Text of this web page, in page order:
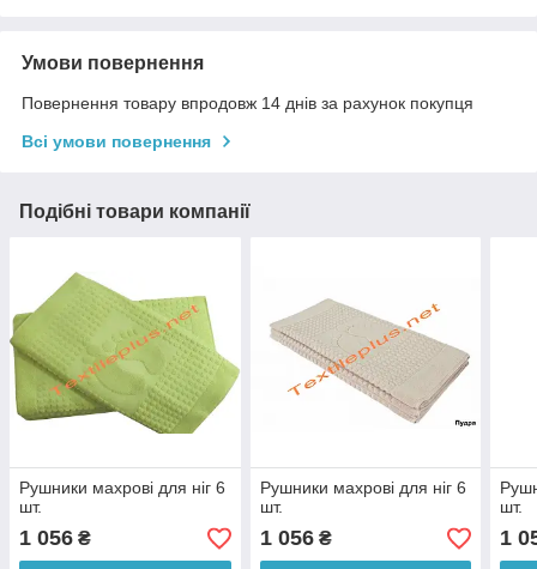
Умови повернення
Повернення товару впродовж 14 днів за рахунок покупця
Всі умови повернення
Подібні товари компанії
Рушники махрові для ніг 6
шт.
1 056 ₴
Рушники махрові для ніг 6
шт.
1 056₴
шт.
1